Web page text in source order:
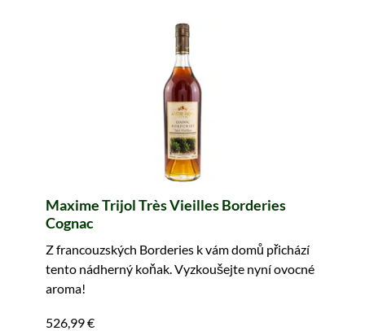
Maxime Trijol Très Vieilles Borderies
Cognac
Z francouzských Borderies k vám domů přichází
tento nádherný koňak. Vyzkoušejte nyní ovocné
aroma!
526,99 €